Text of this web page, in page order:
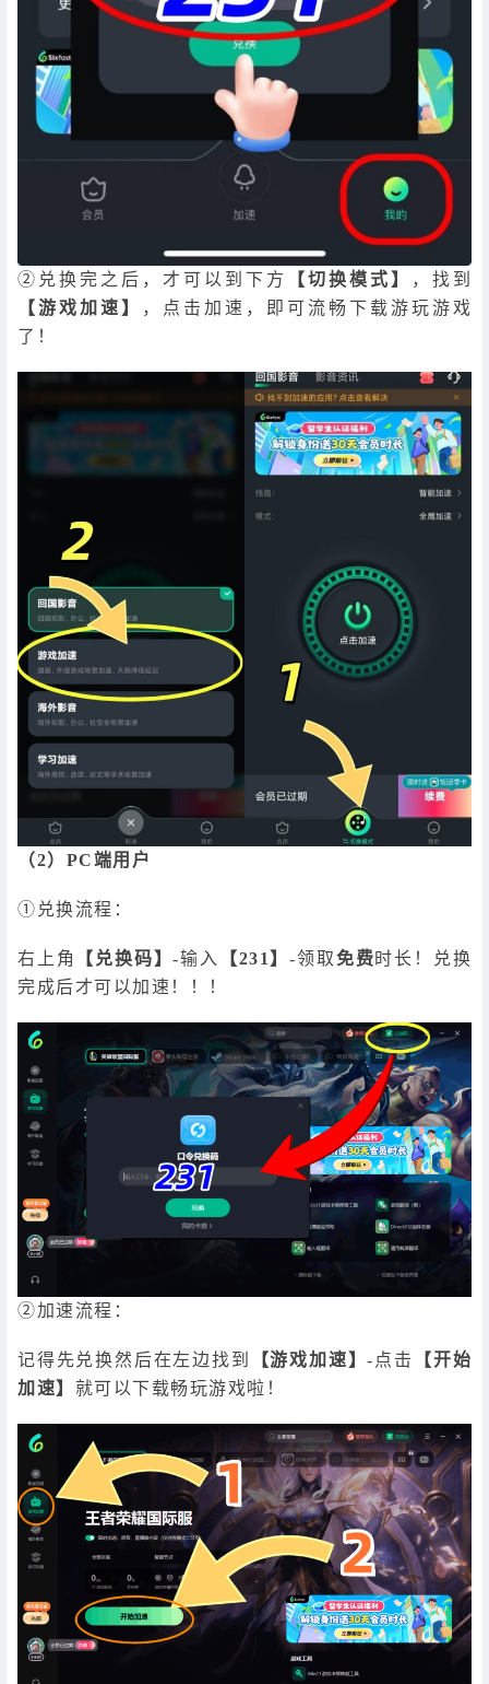
②兑换完之后，才可以到下方 【切换模式】
，找到
【游戏加速】
，点击加速，即可流畅下载游玩游戏
了！
（2）PC端用户
①兑换流程：
右上角 【兑换码】-输入 【231】-领取免费时长！兑换
完成后才可以加速！！！
②加速流程：
记得先兑换然后在左边找到 【游戏加速】-点击
【开始
加速】 就可以下载畅玩游戏啦！